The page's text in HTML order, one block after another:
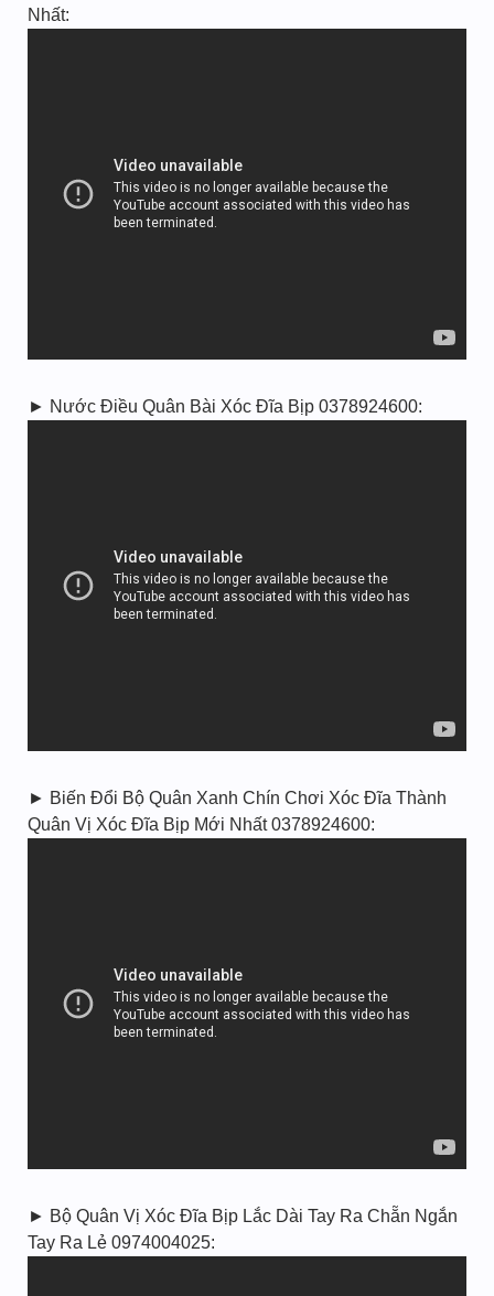
Nhất:
► Nước Điều Quân Bài Xóc Đĩa Bịp 0378924600:
► Biến Đổi Bộ Quân Xanh Chín Chơi Xóc Đĩa Thành
Quân Vị Xóc Đĩa Bịp Mới Nhất 0378924600:
► Bộ Quân Vị Xóc Đĩa Bịp Lắc Dài Tay Ra Chẵn Ngắn
Tay Ra Lẻ 0974004025: